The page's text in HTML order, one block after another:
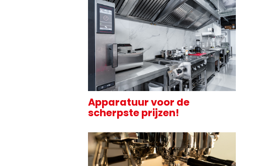
Apparatuur voor de
scherpste prijzen!